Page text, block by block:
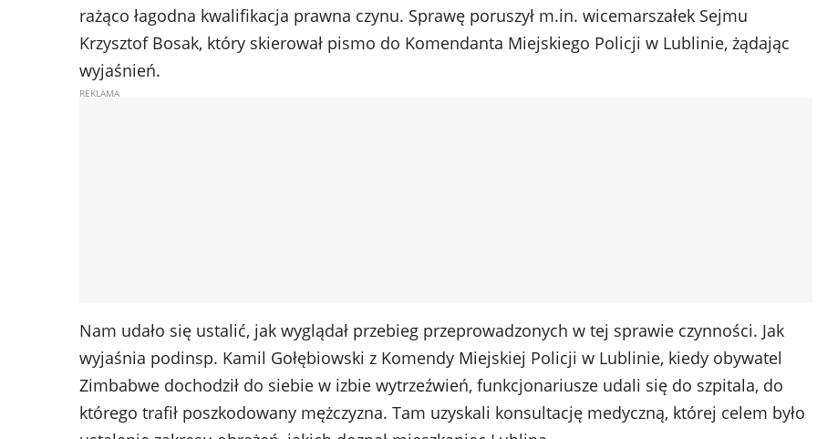
rażąco łagodna kwalifikacja prawna czynu. Sprawę poruszył m.in. wicemarszałek Sejmu
Krzysztof Bosak, który skierował pismo do Komendanta Miejskiego Policji w Lublinie, żądając
wyjaśnień.
Nam udało się ustalić, jak wyglądał przebieg przeprowadzonych w tej sprawie czynności. Jak
wyjaśnia podinsp. Kamil Gołębiowski z Komendy Miejskiej Policji w Lublinie, kiedy obywatel
Zimbabwe dochodził do siebie w izbie wytrzeźwień, funkcjonariusze udali się do szpitala, do
którego trafił poszkodowany mężczyzna. Tam uzyskali konsultację medyczną, której celem było